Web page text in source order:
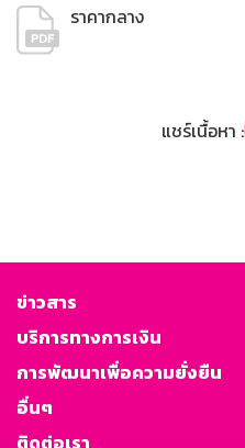
ราคากลาง
แชร์เนื้อหา :
ข่าวสาร
บริการทางการเงิน
การพัฒนาเพื่อความยั่งยืน
อื่นๆ